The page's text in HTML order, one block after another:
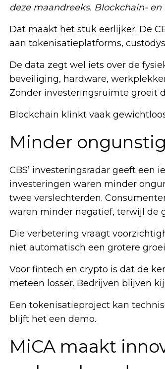
deze maandreeks. Blockchain-
Dat maakt het stuk eerlijker. De
aan tokenisatieplatforms,
De data zegt wel iets over de
beveiliging, hardware,
Zonder investeringsruimte groeit
Blockchain klinkt vaak
Minder
CBS’ investeringsradar geeft een
investeringen waren minder
twee verslechterden.
waren minder negatief, terwijl de
Die verbetering vraagt
niet automatisch een grotere
Voor fintech en crypto is dat de
meteen losser. Bedrijven blijven
Een tokenisatieproject kan
blijft het een demo.
MiCA maakt